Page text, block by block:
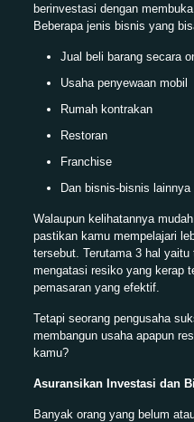
berinvestasi dengan
Beberapa jenis bisnis yang
Jual beli barang secara
Usaha penyewaan mobil
Rumah kontrakan
Restoran
Franchise
Dan bisnis-bisnis lainnya
Walaupun kelihatannya
pastikan kamu mempelajari
tersebut. Terutama 3 hal
mengatasi resiko yang kerap
pemasaran yang efektif.
Tetapi seorang pengusaha
membangun usaha apapun
kamu?
Asuransikan Investasi dan
Banyak orang yang belum